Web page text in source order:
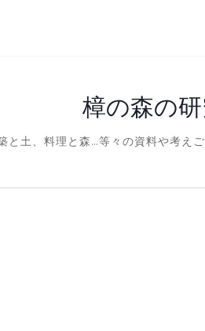
樟の森の
と土、料理と森…等々の資料や考え